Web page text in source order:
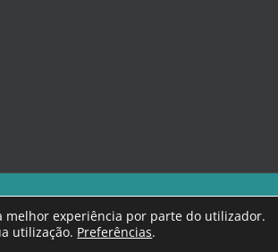
experiência por parte do utilizador.
utilização. Preferências.